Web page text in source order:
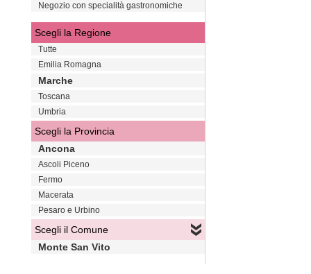
Negozio con specialità gastronomiche
Scegli la Regione
Tutte
Emilia Romagna
Marche
Toscana
Umbria
Scegli la Provincia
Ancona
Ascoli Piceno
Fermo
Macerata
Pesaro e Urbino
Scegli il Comune
Monte San Vito